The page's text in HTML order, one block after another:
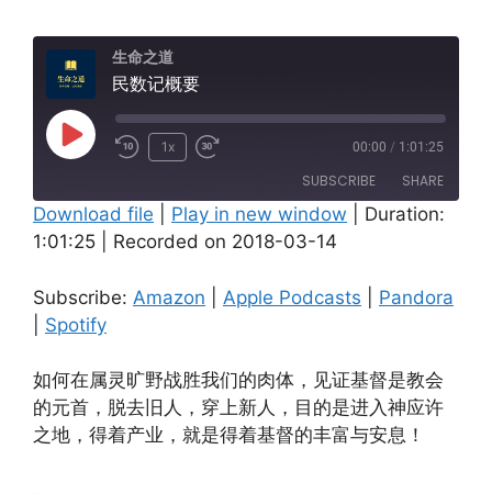
生命之道
民数记概要
Play
1x 00:00 / 1:01:25
SUBSCRIBE SHARE
Amazon Apple Podcasts
RSS FEED
SHARE
LINK
EMBED
Download file Play in new window
Duration:
1:01:25
Recorded on 2018-03-14
Subscribe: Amazon Apple Podcasts
Pandora
Spotify
如何在属灵旷野战胜我们的肉体，见证基督是教会
的元首，脱去旧人，穿上新人，目的是进入神应许
之地，得着产业，就是得着基督的丰富与安息！